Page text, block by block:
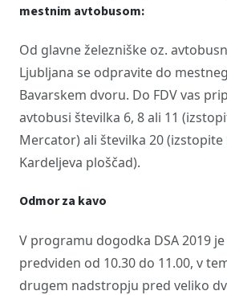
mestnim avtobusom:
Od glavne železniške oz.
Ljubljana se odpravite do
Bavarskem dvoru. Do FDV vas
avtobusi številka 6, 8 ali 11
Mercator) ali številka 20
Kardeljeva ploščad).
Odmor za kavo
V programu dogodka DSA 2019
predviden od 10.30 do 11.00, v
drugem nadstropju pred veliko